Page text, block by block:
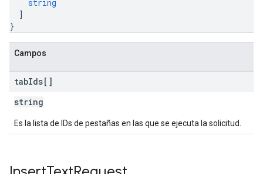
string
]
}
Campos
tabIds[]
string
Es la lista de IDs de pestañas en las que se ejecuta la solicitud.